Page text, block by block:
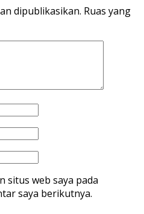
dipublikasikan. Ruas yang
situs web saya pada
saya berikutnya.